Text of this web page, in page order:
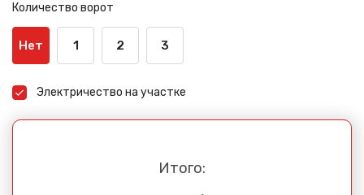
Количество ворот
Нет 1 2 3
Электричество на участке
Итого: